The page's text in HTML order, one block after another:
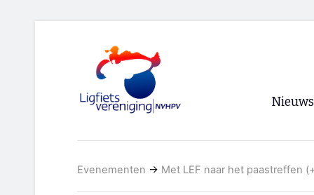
Nieuws
Evenementen → Met LEF naar het paastreffen